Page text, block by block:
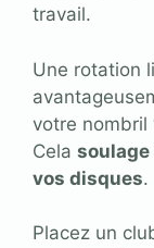
travail.
Une rotation
votre nombril
Cela
vos disques.
Placez un